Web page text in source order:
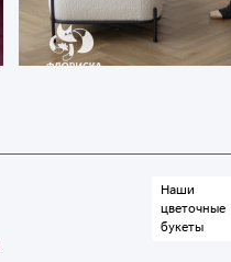
Наши
цветочные
букеты